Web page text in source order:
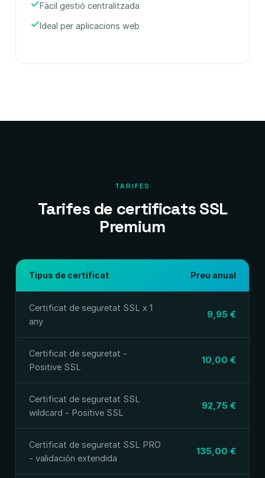
Fàcil gestió centralitzada
Ideal per aplicacions web
TARIFES
Tarifes de certificats SSL
Premium
Tipus de certificat Preu anual
Certificat de seguretat SSL x 1
any
9,95 €
Certificat de seguretat -
Positive SSL
10,00 €
Certificat de seguretat SSL
wildcard - Positive SSL
92,75 €
Certificat de seguretat SSL PRO
- validación extendida
135,00 €